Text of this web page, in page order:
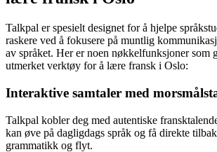
Talkpal er spesielt designet for å hjelpe
raskere ved å fokusere på muntlig
av språket. Her er noen nøkkelfunksjoner som
utmerket verktøy for å lære fransk i Oslo:
Interaktive samtaler med
Talkpal kobler deg med autentiske
kan øve på dagligdags språk og få direkte
grammatikk og flyt.